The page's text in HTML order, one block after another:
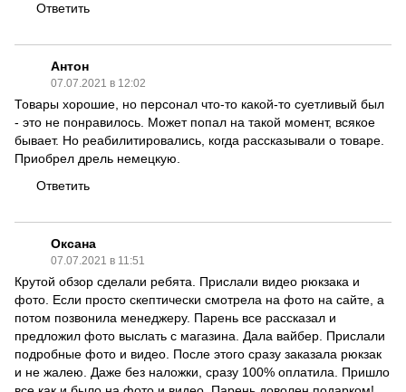
Ответить
Антон
07.07.2021 в 12:02
Товары хорошие, но персонал что-то какой-то суетливый был
- это не понравилось. Может попал на такой момент, всякое
бывает. Но реабилитировались, когда рассказывали о товаре.
Приобрел дрель немецкую.
Ответить
Оксана
07.07.2021 в 11:51
Крутой обзор сделали ребята. Прислали видео рюкзака и
фото. Если просто скептически смотрела на фото на сайте, а
потом позвонила менеджеру. Парень все рассказал и
предложил фото выслать с магазина. Дала вайбер. Прислали
подробные фото и видео. После этого сразу заказала рюкзак
и не жалею. Даже без наложки, сразу 100% оплатила. Пришло